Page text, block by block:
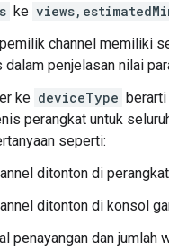
ke
channel memiliki
dalam penjelasan nilai
ke deviceType berarti
perangkat untuk
seperti:
ditonton di
ditonton di konsol
penayangan dan jumlah